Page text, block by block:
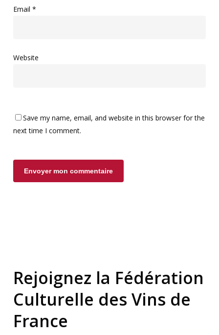
Email *
Website
Save my name, email, and website in this browser for the
next time I comment.
Rejoignez la Fédération
Culturelle des Vins de
France